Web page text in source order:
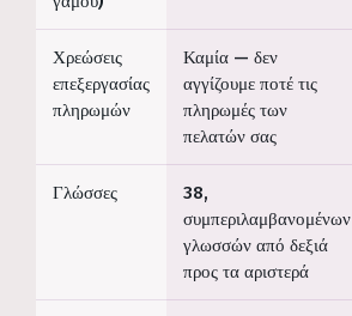
Χρεώσεις
επεξεργασίας
πληρωμών
Καμία — δεν
αγγίζουμε ποτέ τις
πληρωμές των
πελατών σας
Γλώσσες
38,
συμπεριλαμβανομένων
γλωσσών από δεξιά
προς τα αριστερά